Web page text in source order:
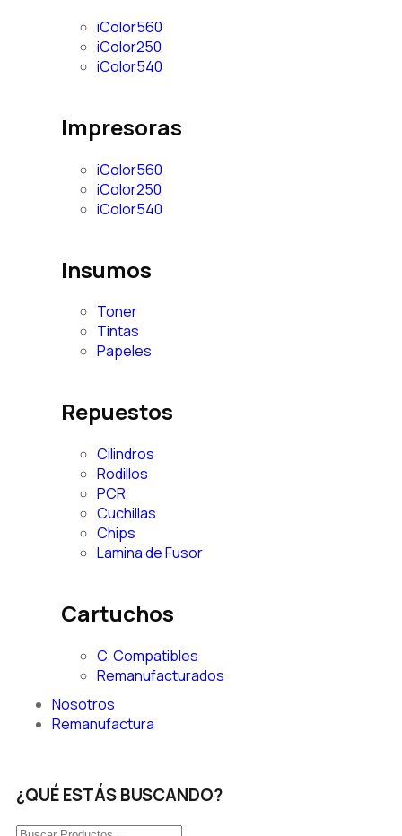
iColor560
iColor250
iColor540
Impresoras
iColor560
iColor250
iColor540
Insumos
Toner
Tintas
Papeles
Repuestos
Cilindros
Rodillos
PCR
Cuchillas
Chips
Lamina de Fusor
Cartuchos
C. Compatibles
Remanufacturados
Nosotros
Remanufactura
¿QUÉ ESTÁS BUSCANDO?